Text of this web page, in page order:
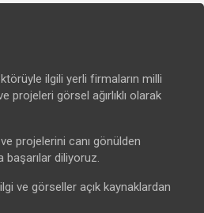
ilgili yerli firmaların milli
projeleri görsel ağırlıklı olarak
projelerini canı gönülden
başarılar diliyoruz.
ve görseller açık kaynaklardan